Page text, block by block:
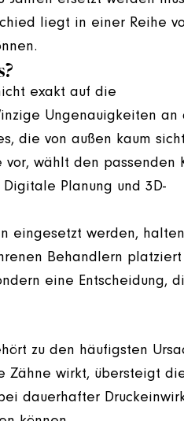
liegt in einer Reihe
exakt auf die
Ungenauigkeiten an
die von außen kaum
wählt den passenden
Planung und 3D-
eingesetzt werden,
Behandlern platziert
eine Entscheidung,
zu den häufigsten
Zähne wirkt, übersteigt
dauerhafter